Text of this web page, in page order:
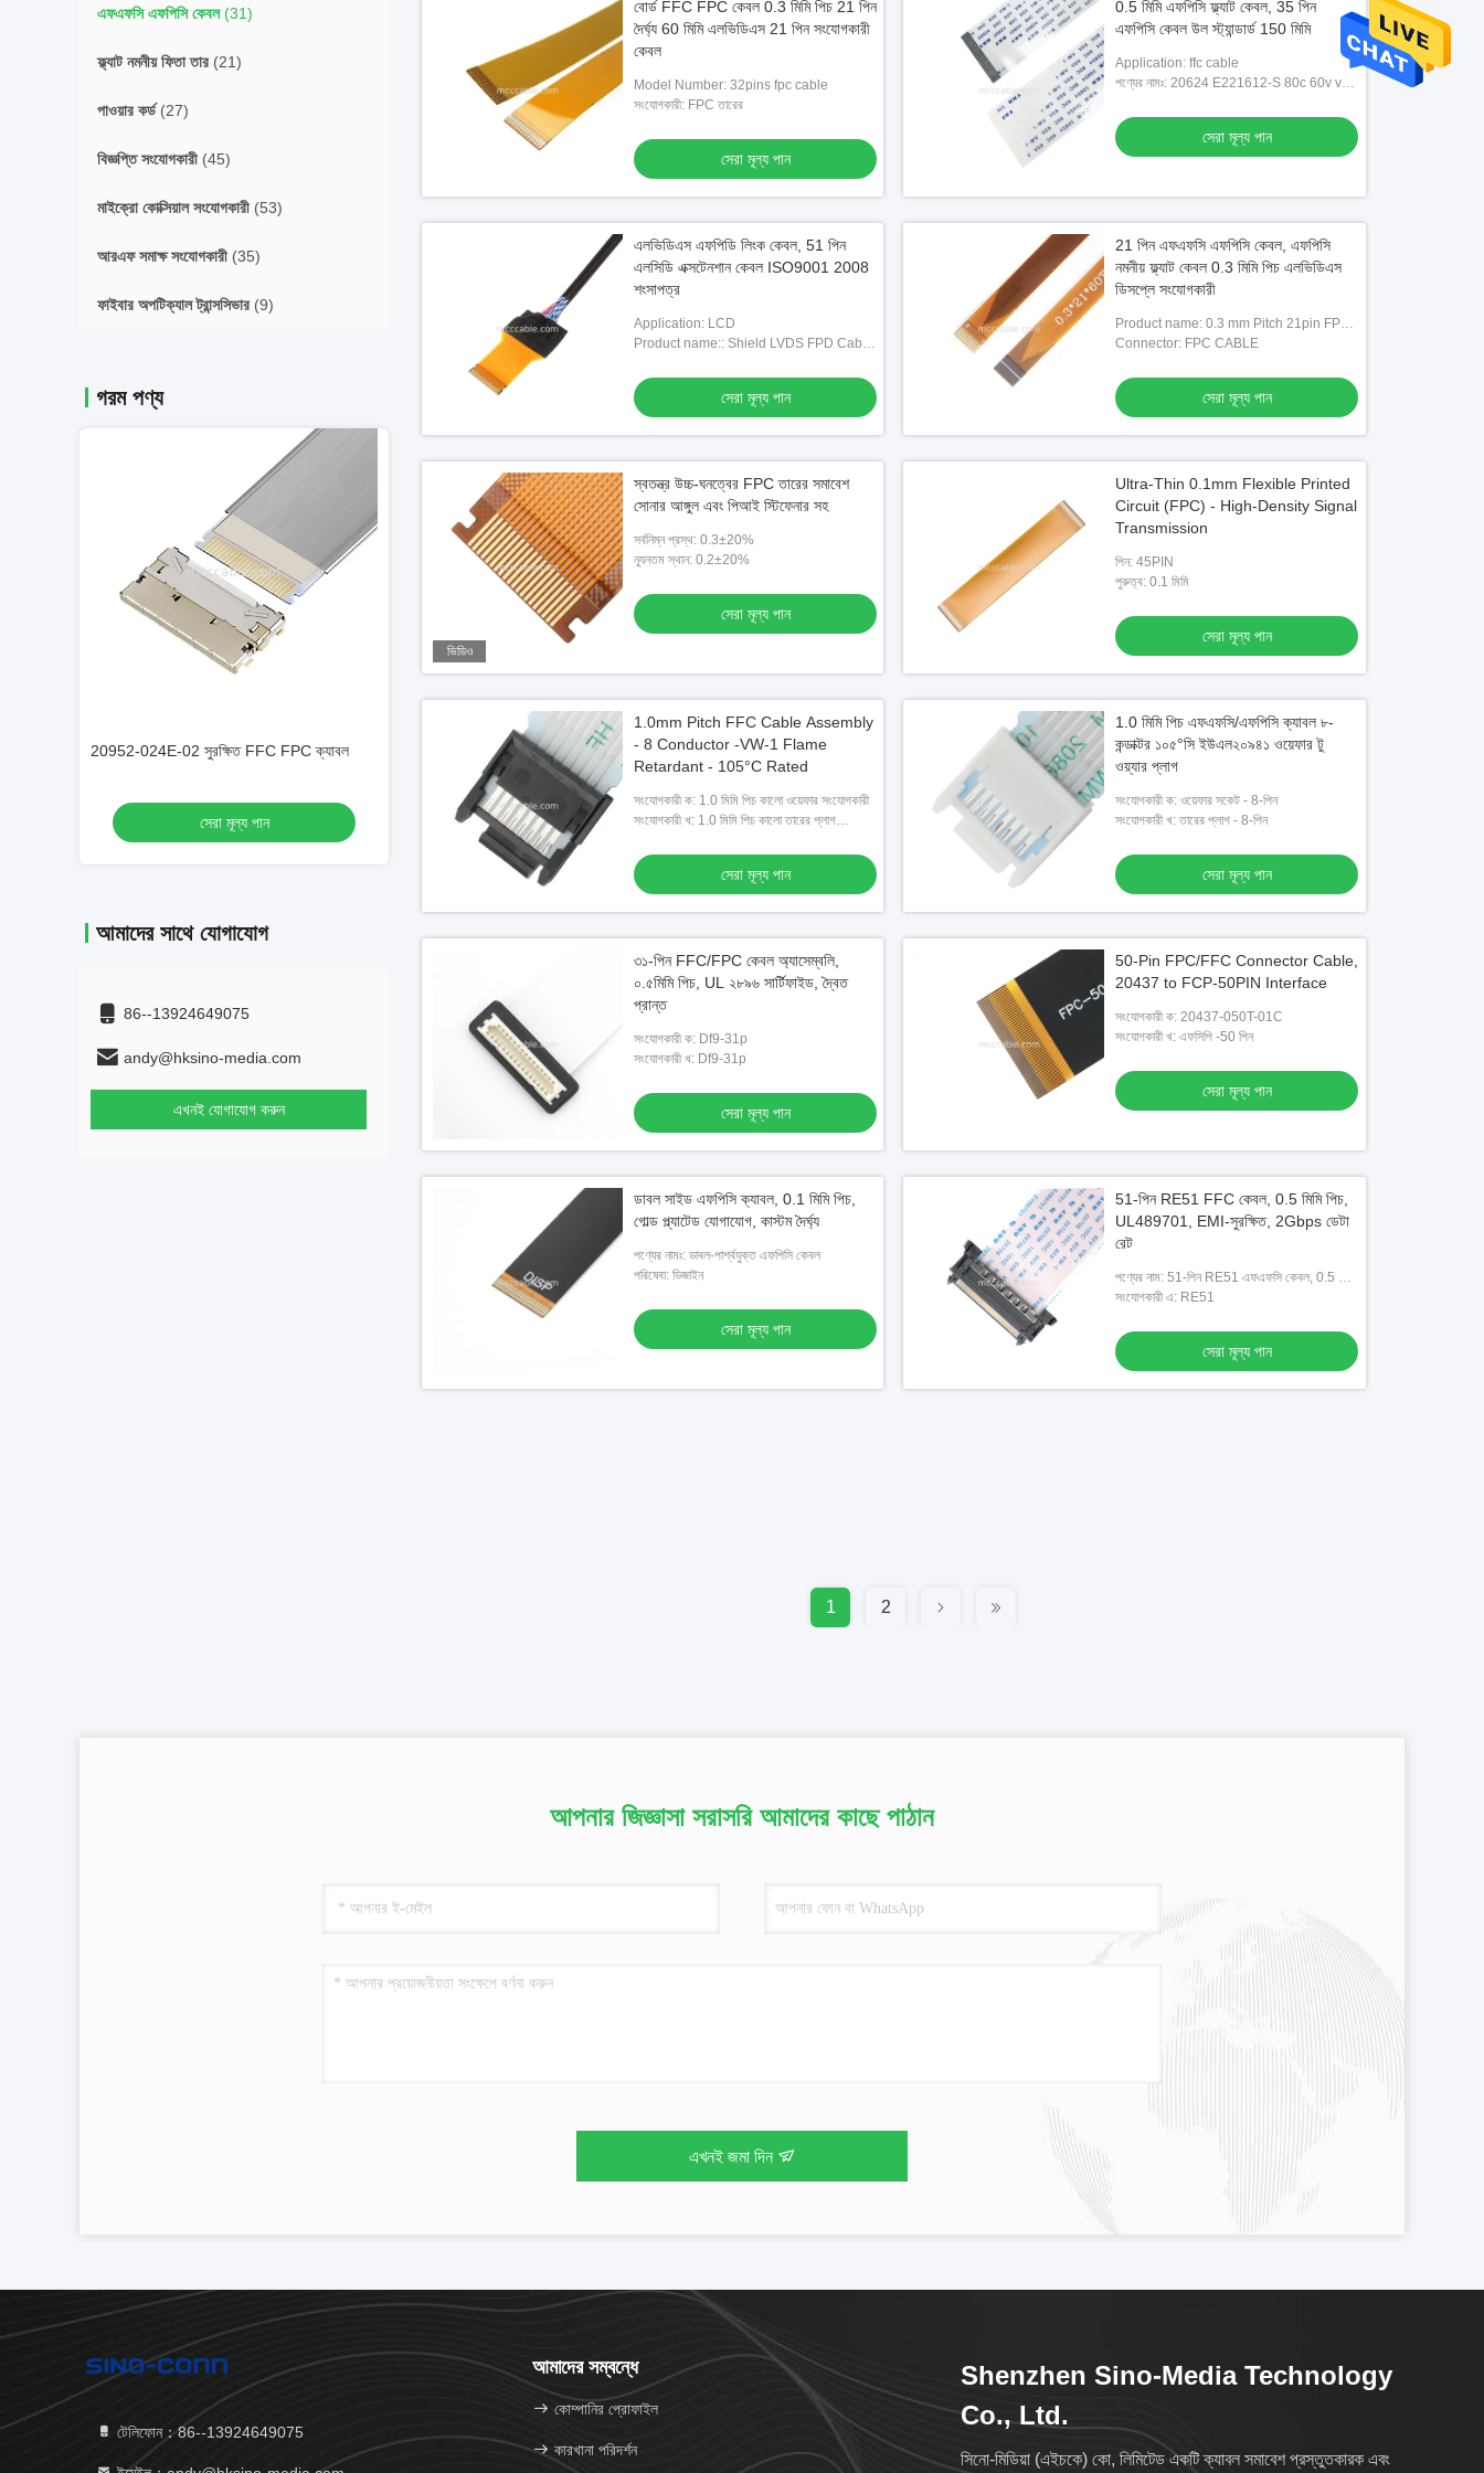
এফএফসি এফপিসি কেবল(31)
ফ্ল্যাট নমনীয় ফিতা তার (21)
পাওয়ার কর্ড(27)
বিজ্ঞপ্তি সংযোগকারী (45)
মাইক্রো কোক্সিয়াল সংযোগকারী (53)
আরএফ সমাক্ষ সংযোগকারী (35)
ফাইবার অপটিক্যাল ট্রান্সসিভার (9)
গরম পণ্য
20952-024E-02 সুরক্ষিত FFC FPC ক্যাবল
সেরা মূল্য পান
20952-024E-02 সুরক্ষিত FFC FPC ক্যাবল
সেরা মূল্য পান
আমাদের সাথে যোগাযোগ
86--13924649075
andy@hksino-media.com
এখনই যোগাযোগ করুন
বোর্ড FFC FPC কেবল 0.3 মিমি পিচ 21 পিন
দৈর্ঘ্য 60 মিমি এলভিডিএস 21 পিন সংযোগকারী
কেবল
Model Number: 32pins fpc cable
সংযোগকারী: FPC তারের
সেরা মূল্য পান
0.5 মিমি এফপিসি ফ্ল্যাট কেবল, 35 পিন
এফপিসি কেবল উল স্ট্যান্ডার্ড 150 মিমি
Application: ffc cable
পণ্যের নামঃ: 20624 E221612-S 80c 60v vw-
সেরা মূল্য পান
এলভিডিএস এফপিডি লিংক কেবল, 51 পিন
এলসিডি এক্সটেনশান কেবল ISO9001 2008
শংসাপত্র
Application: LCD
Product name:: Shield LVDS FPD Cable
cable
সেরা মূল্য পান
21 পিন এফএফসি এফপিসি কেবল, এফপিসি
নমনীয় ফ্ল্যাট কেবল 0.3 মিমি পিচ এলভিডিএস
ডিসপ্লে সংযোগকারী
Product name: 0.3 mm Pitch 21pin FPC
cable
Connector: FPC CABLE
সেরা মূল্য পান
ভিডিও
স্বতন্ত্র উচ্চ-ঘনত্বের FPC তারের সমাবেশ
সোনার আঙ্গুল এবং পিআই স্টিফেনার সহ
সর্বনিম্ন প্রস্থ: 0.3±20%
ন্যূনতম স্থান: 0.2±20%
সেরা মূল্য পান
Ultra-Thin 0.1mm Flexible Printed
Circuit (FPC) - High-Density Signal
Transmission
পিন: 45PIN
পুরুত্ব: 0.1 মিমি
সেরা মূল্য পান
1.0mm Pitch FFC Cable Assembly
- 8 Conductor -VW-1 Flame
Retardant - 105°C Rated
সংযোগকারী ক: 1.0 মিমি পিচ কালো ওয়েফার সংযোগকারী
সংযোগকারী খ: 1.0 মিমি পিচ কালো তারের প্লাগ
সেরা মূল্য পান
1.0 মিমি পিচ এফএফসি/এফপিসি ক্যাবল ৮-
কন্ডাক্টর ১০৫°সি ইউএল২০৯৪১ ওয়েফার টু
ওয়্যার প্লাগ
সংযোগকারী ক: ওয়েফার সকেট - 8-পিন
সংযোগকারী খ: তারের প্লাগ - 8-পিন
সেরা মূল্য পান
৩১-পিন FFC/FPC কেবল অ্যাসেম্বলি,
০.৫মিমি পিচ, UL ২৮৯৬ সার্টিফাইড, দ্বৈত
প্রান্ত
সংযোগকারী ক: Df9-31p
সংযোগকারী খ: Df9-31p
সেরা মূল্য পান
50-Pin FPC/FFC Connector Cable,
20437 to FCP-50PIN Interface
সংযোগকারী ক: 20437-050T-01C
সংযোগকারী খ: এফসিপি -50 পিন
সেরা মূল্য পান
ডাবল সাইড এফপিসি ক্যাবল, 0.1 মিমি পিচ,
গোল্ড প্ল্যাটেড যোগাযোগ, কাস্টম দৈর্ঘ্য
পণ্যের নামঃ: ডাবল-পার্শ্বযুক্ত এফপিসি কেবল
পরিষেবা: ডিজাইন
সেরা মূল্য পান
51-পিন RE51 FFC কেবল, 0.5 মিমি পিচ,
UL489701, EMI-সুরক্ষিত, 2Gbps ডেটা
রেট
পণ্যের নাম: 51-পিন RE51 এফএফসি কেবল, 0.5 মিমি
পিচ
সংযোগকারী এ: RE51
সেরা মূল্য পান
1 2
আপনার জিজ্ঞাসা সরাসরি আমাদের কাছে পাঠান
এখনই জমা দিন
টেলিফোন：86--13924649075
আমাদের সম্বন্ধে
কোম্পানির প্রোফাইল
কারখানা পরিদর্শন
Shenzhen Sino-Media Technology
Co., Ltd.
সিনো-মিডিয়া (এইচকে) কো, লিমিটেড একটি ক্যাবল সমাবেশ প্রস্তুতকারক এবং